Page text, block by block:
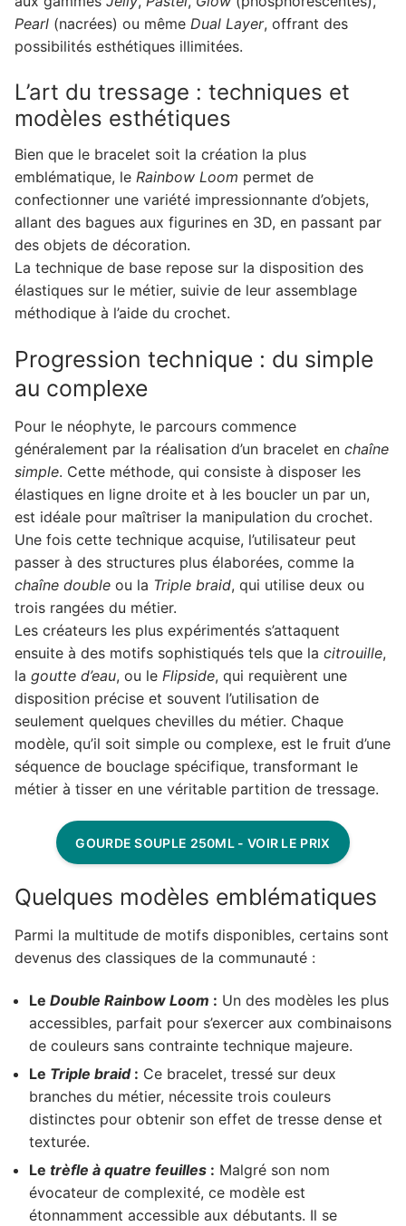
Pearl (nacrées) ou même Dual Layer, offrant des
possibilités esthétiques illimitées.
L’art du tressage : techniques et
modèles esthétiques
Bien que le bracelet soit la création la plus
emblématique, le Rainbow Loom permet de
confectionner une variété impressionnante d’objets,
allant des bagues aux figurines en 3D, en passant par
des objets de décoration.
La technique de base repose sur la disposition des
élastiques sur le métier, suivie de leur assemblage
méthodique à l’aide du crochet.
Progression technique : du simple
au complexe
Pour le néophyte, le parcours commence
généralement par la réalisation d’un bracelet en chaîne
simple. Cette méthode, qui consiste à disposer les
élastiques en ligne droite et à les boucler un par un,
est idéale pour maîtriser la manipulation du crochet.
Une fois cette technique acquise, l’utilisateur peut
passer à des structures plus élaborées, comme la
chaîne double ou la Triple braid, qui utilise deux ou
trois rangées du métier.
Les créateurs les plus expérimentés s’attaquent
ensuite à des motifs sophistiqués tels que la citrouille,
la goutte d’eau, ou le Flipside, qui requièrent une
disposition précise et souvent l’utilisation de
seulement quelques chevilles du métier. Chaque
modèle, qu’il soit simple ou complexe, est le fruit d’une
séquence de bouclage spécifique, transformant le
métier à tisser en une véritable partition de tressage.
GOURDE SOUPLE 250ML - VOIR LE PRIX
Quelques modèles emblématiques
Parmi la multitude de motifs disponibles, certains sont
devenus des classiques de la communauté :
Le Double Rainbow Loom : Un des modèles les plus
accessibles, parfait pour s’exercer aux combinaisons
de couleurs sans contrainte technique majeure.
Le Triple braid: Ce bracelet, tressé sur deux
branches du métier, nécessite trois couleurs
distinctes pour obtenir son effet de tresse dense et
texturée.
Le trèfle à quatre feuilles : Malgré son nom
évocateur de complexité, ce modèle est
étonnamment accessible aux débutants. Il se